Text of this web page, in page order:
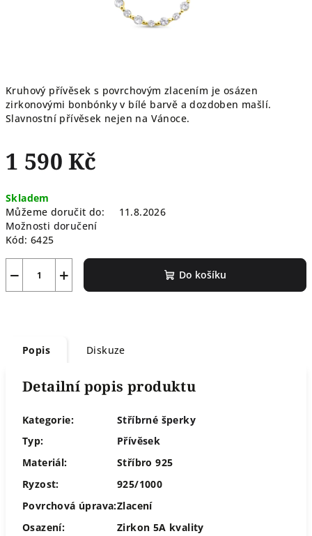
Kruhový přívěsek s povrchovým zlacením je osázen
zirkonovými bonbónky v bílé barvě a dozdoben mašlí.
Slavnostní přívěsek nejen na Vánoce.
1 590 Kč
cena:
Skladem
Můžeme doručit do:
11.8.2026
Možnosti doručení
Kód: 6425
+
− Do košíku
Popis Diskuze
Detailní popis produktu
Kategorie:
Stříbrné šperky
Typ:
Přívěsek
Materiál:
Stříbro 925
Ryzost:
925/1000
Povrchová úprava:Zlacení
Osazení:
Zirkon 5A kvality